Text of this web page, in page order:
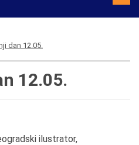
dan 12.05.
12.05.
ilustrator,